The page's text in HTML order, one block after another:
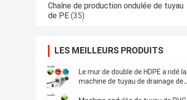
Chaîne de production ondulée de tuyau
de PE (35)
LES MEILLEURS PRODUITS
Le mur de double de HDPE a ridé la
machine de tuyau de drainage de